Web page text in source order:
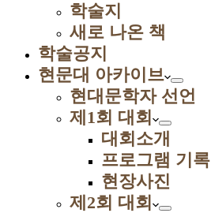
학술지
새로 나온 책
학술공지
현문대 아카이브
현대문학자 선언
제1회 대회
대회소개
프로그램 기록
현장사진
제2회 대회